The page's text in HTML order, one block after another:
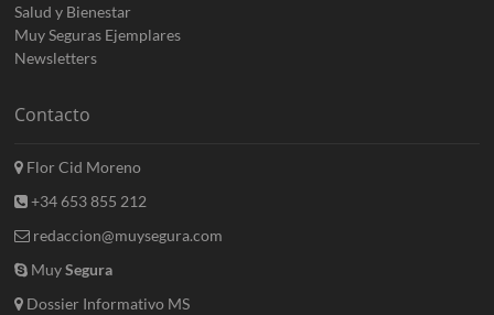
Salud y Bienestar
Muy Seguras Ejemplares
Newsletters
Contacto
Flor Cid Moreno
+34 653 855 212
redaccion@muysegura.com
MuySegura
Dossier Informativo MS